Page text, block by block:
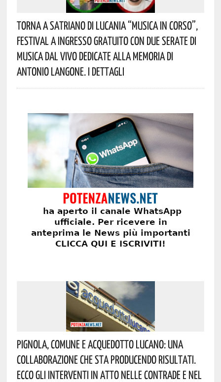
Torna A Satriano Di Lucania “Musica In Corso”,
Festival A Ingresso Gratuito Con Due Serate Di
Musica Dal Vivo Dedicate Alla Memoria Di
Antonio Langone. I Dettagli
Pignola, Comune E Acquedotto Lucano: Una
Collaborazione Che Sta Producendo Risultati.
Ecco Gli Interventi In Atto Nelle Contrade E Nel